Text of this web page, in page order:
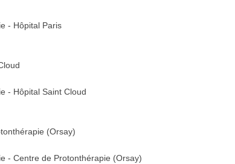
- Hôpital Paris
- Hôpital Saint Cloud
(Orsay)
- Centre de Protonthérapie (Orsay)